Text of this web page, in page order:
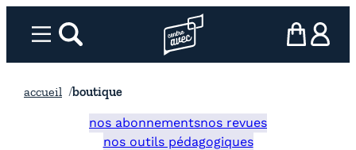
Menurechercher Page d’accueil l’association
mon panier
ma
accueil boutique
nos abonnementsnos revues
nos outils pédagogiques